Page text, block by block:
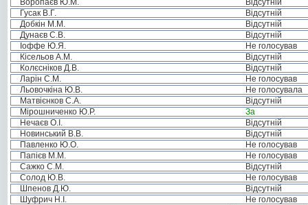
Воропаєв Ю.М.
Відсутній
Гусак В.Г.
Відсутній
Добкін М.М.
Відсутній
Дунаєв С.В.
Відсутній
Іоффе Ю.Я.
Не голосував
Кісельов А.М.
Відсутній
Колєсніков Д.В.
Відсутній
Ларін С.М.
Не голосував
Льовочкіна Ю.В.
Не голосувала
Матвієнков С.А.
Відсутній
Мірошниченко Ю.Р.
За
Нечаєв О.І.
Відсутній
Новинський В.В.
Відсутній
Павленко Ю.О.
Не голосував
Папієв М.М.
Не голосував
Сажко С.М.
Відсутній
Солод Ю.В.
Не голосував
Шпенов Д.Ю.
Відсутній
Шуфрич Н.І.
Не голосував